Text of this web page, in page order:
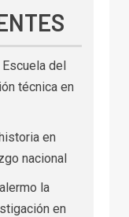
Escuela del
técnica en
en
nacional
la
en